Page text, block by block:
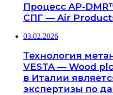
Процесс AP-
СПГ — Air
03.02.2026
Технология
VESTA — Wood
в Италии
экспертизы по